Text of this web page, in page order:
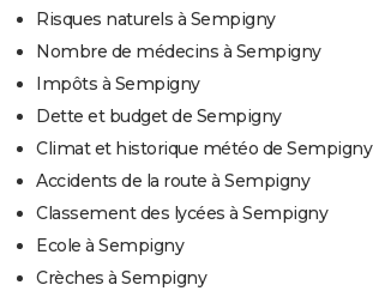
Risques naturels à Sempigny
Nombre de médecins à Sempigny
Impôts à Sempigny
Dette et budget de Sempigny
Climat et historique météo de Sempigny
Accidents de la route à Sempigny
Classement des lycées à Sempigny
Ecole à Sempigny
Crèches à Sempigny